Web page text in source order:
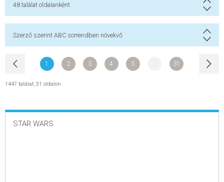
48 találat oldalanként
Szerző szerint ABC sorrendben növekvő
1 2 3 4 5 ... 31
1447 találat, 31 oldalon
STAR WARS